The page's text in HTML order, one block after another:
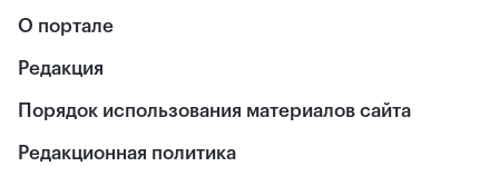
О портале
Редакция
Порядок использования материалов сайта
Редакционная политика